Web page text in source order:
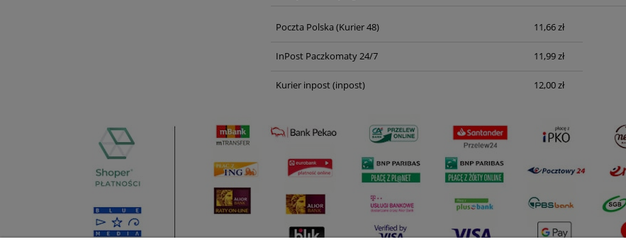
Cena nie zawiera ewentualnych kosztów
Poczta Polska (Kurier 48) 11,66 zł
InPost Paczkomaty 24/7 11,99 zł
Kurier inpost(inpost) 12,00 zł